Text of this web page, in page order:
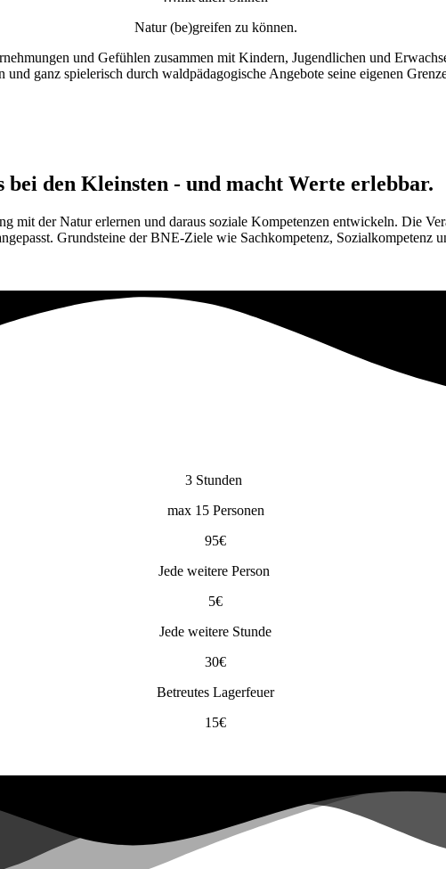
Natur (be)greifen zu können.
und Gefühlen zusammen mit Kindern, Jugendlichen und
und ganz spielerisch durch waldpädagogische Angebote seine eigenen
den Kleinsten - und macht Werte erlebbar.
mit der Natur erlernen und daraus soziale Kompetenzen entwickeln. Die
Grundsteine der BNE-Ziele wie Sachkompetenz, Sozialkompetenz
3 Stunden
max 15 Personen
95€
Jede weitere Person
5€
Jede weitere Stunde
30€
Betreutes Lagerfeuer
15€